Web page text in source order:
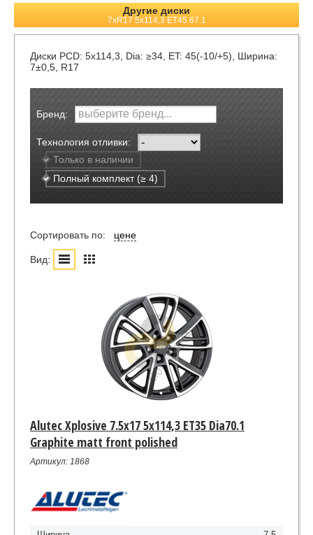
Другие диски
7xR17 5x114,3 ET45 67.1
Диски PCD: 5x114,3, Dia: ≥34, ET: 45(-10/+5), Ширина:
7±0,5, R17
Бренд:
Технология отливки:
Только в наличии
Полный комплект (≥ 4)
Сортировать по: цене
Вид:
Alutec Xplosive 7.5x17 5x114,3 ET35 Dia70.1
Graphite matt front polished
Артикул: 1868